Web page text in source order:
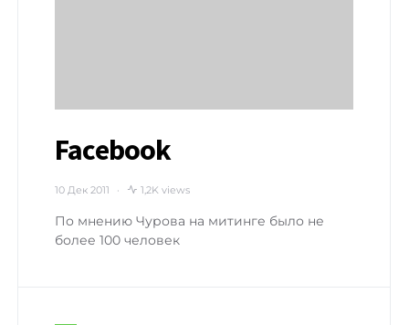
Facebook
10 Дек 2011 1,2K views
По мнению Чурова на митинге было не
более 100 человек